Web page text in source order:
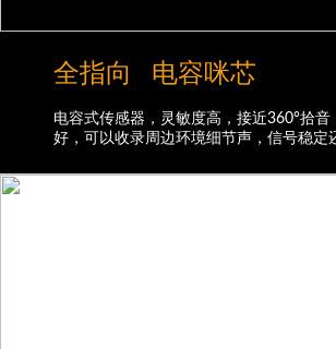
全指向 电容咪芯
电容式传感器，灵敏度高，接近360°拾
好，可以收录周边环境细节声，信号稳定